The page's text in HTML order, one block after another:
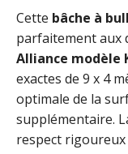
Cette bâche à
parfaitement aux
Alliance modèle
exactes de 9 x 4
optimale de la
supplémentaire.
respect